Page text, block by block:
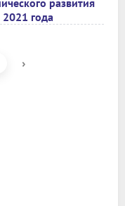
развития
2021 года
›